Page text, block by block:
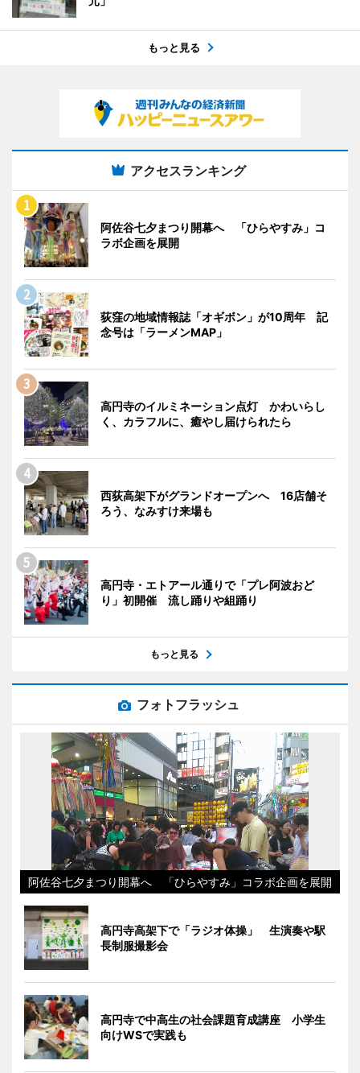
もっと見る
アクセスランキング
阿佐谷七夕まつり開幕へ 「ひらやすみ」コ
ラボ企画を展開
荻窪の地域情報誌「オギボン」が10周年 記
念号は「ラーメンMAP」
高円寺のイルミネーション点灯 かわいらし
く、カラフルに、癒やし届けられたら
西荻高架下がグランドオープンへ 16店舗そ
ろう、なみすけ来場も
高円寺・エトアール通りで「プレ阿波おど
り」初開催 流し踊りや組踊り
もっと見る
フォトフラッシュ
阿佐谷七夕まつり開幕へ 「ひらやすみ」コラボ企画を展開
高円寺高架下で「ラジオ体操」 生演奏や駅
長制服撮影会
高円寺で中高生の社会課題育成講座 小学生
向けWSで実践も